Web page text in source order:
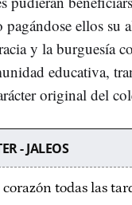
pagándose ellos su
y la burguesía
educativa,
original del
- JALEOS
todas las